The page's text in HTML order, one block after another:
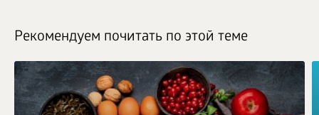
Рекомендуем почитать по этой теме